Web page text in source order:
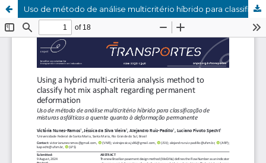
Uso de método de análise multicritério híbrido para classificação de misturas asfálticas a quente quanto à deformação permanente